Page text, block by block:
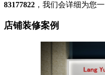
83177822 ，我们会详细为您
店铺装修案例